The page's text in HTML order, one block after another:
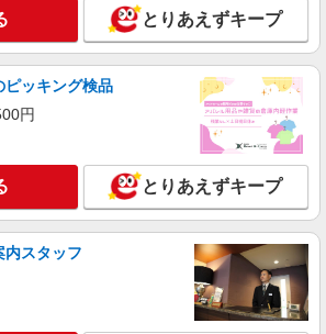
詳細を見る
フィス
造機械の段取り替え／土日休み／日勤
時給1,500円〜1,875円＋交通費全額支給 ※残
は別途全額支給（法定基準通り） ※交通費支
定あり ※給与の希望日払い制度あり ＜月収例
月21日勤務の場合 時給1,500円×8時間×21
＋残業代（20時間）⇒289,500円＋交通費
雇入れ直後：三重県四日市市 変更の範囲：会
定める就業場所
詳細を見る
とりあえずキープ
ピッキング検品
円
とりあえずキープ
内スタッフ